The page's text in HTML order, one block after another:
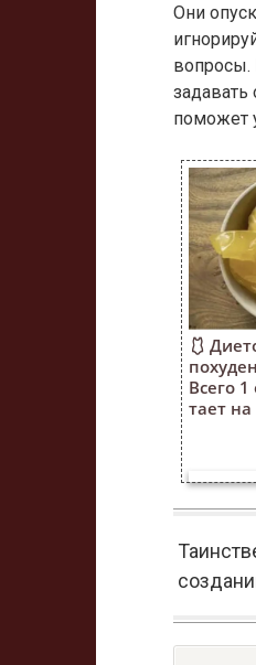
Они
вопросы.
поможет
🩱
Всего
тает